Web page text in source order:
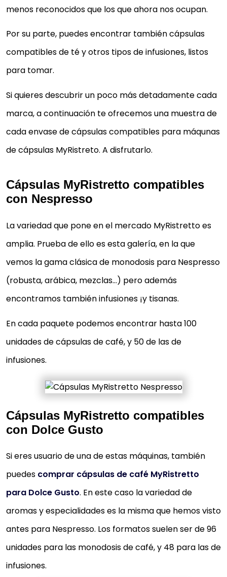
menos reconocidos que los que ahora nos ocupan.
Por su parte, puedes encontrar también cápsulas
compatibles de té y otros tipos de infusiones, listos
para tomar.
Si quieres descubrir un poco más detadamente cada
marca, a continuación te ofrecemos una muestra de
cada envase de cápsulas compatibles para máqunas
de cápsulas MyRistreto. A disfrutarlo.
Cápsulas MyRistretto compatibles
con Nespresso
La variedad que pone en el mercado MyRistretto es
amplia. Prueba de ello es esta galería, en la que
vemos la gama clásica de monodosis para Nespresso
(robusta, arábica, mezclas…) pero además
encontramos también infusiones ¡y tisanas.
En cada paquete podemos encontrar hasta 100
unidades de cápsulas de café, y 50 de las de
infusiones.
Cápsulas MyRistretto compatibles
con Dolce Gusto
Si eres usuario de una de estas máquinas, también
puedes comprar cápsulas de café MyRistretto
para Dolce Gusto. En este caso la variedad de
aromas y especialidades es la misma que hemos visto
antes para Nespresso. Los formatos suelen ser de 96
unidades para las monodosis de café, y 48 para las de
infusiones.